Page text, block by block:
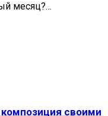
месяц?…
своими